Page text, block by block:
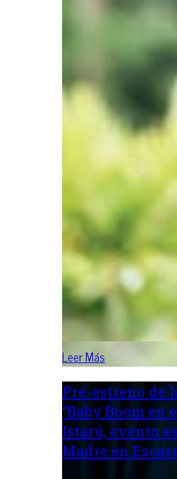
Leer Más
Pre-estreno de
“Baby Boom en
Istarú, evento
Madre en